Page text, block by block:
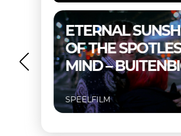
THELMA &
BUITENBIOS
SPEELFILM